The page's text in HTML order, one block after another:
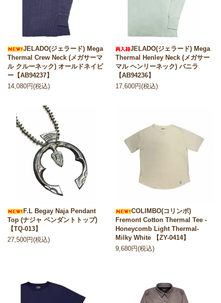
JELADO(ジェラード) Mega
Thermal Crew Neck (メガサーマ
ル クルーネック) オールドネイビ
ー【AB94237】
14,080円(税込)
JELADO(ジェラード) Mega
Thermal Henley Neck (メガサー
マル ヘンリーネック) バニラ
【AB94236】
17,600円(税込)
F.L Begay Naja Pendant
Top (ナジャ ペンダントトップ)
【TQ-013】
27,500円(税込)
COLIMBO(コリンボ)
Fremont Cotton Thermal Tee -
Honeycomb Light Thermal-
Milky White 【ZY-0414】
9,680円(税込)